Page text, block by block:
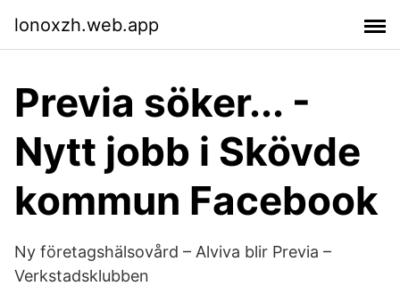
lonoxzh.web.app
Previa söker... -
Nytt jobb i Skövde
kommun Facebook
Ny företagshälsovård – Alviva blir Previa –
Verkstadsklubben